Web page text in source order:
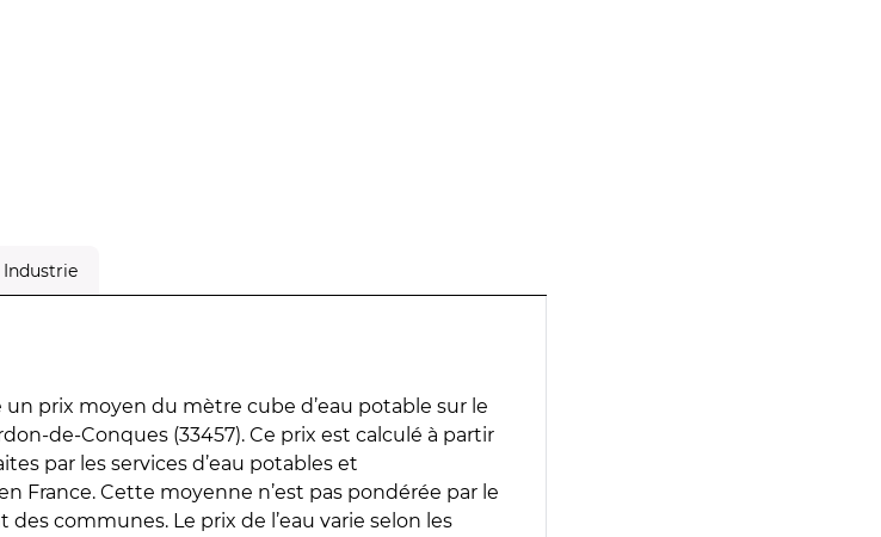
Industrie
un prix moyen du mètre cube d’eau potable sur le
de-Conques (33457). Ce prix est calculé à partir
par les services d’eau potables et
France. Cette moyenne n’est pas pondérée par le
des communes. Le prix de l’eau varie selon les